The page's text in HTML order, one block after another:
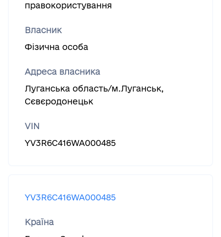
правокористування
Власник
Фізична особа
Адреса власника
Луганська область/м.Луганськ,
Сєвєродонецьк
VIN
YV3R6C416WA000485
YV3R6C416WA000485
Країна